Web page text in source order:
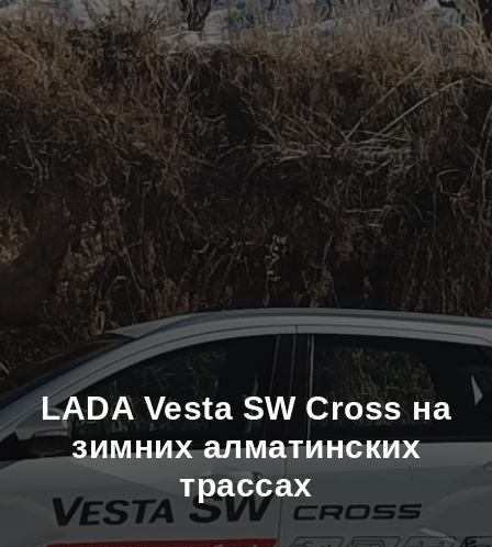
LADA Vesta SW Cross на
зимних алматинских
трассах